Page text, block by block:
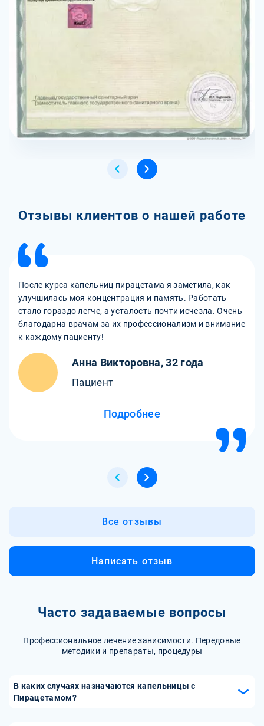
Отзывы клиентов о нашей работе
После курса капельниц пирацетама я заметила, как
улучшилась моя концентрация и память. Работать
стало гораздо легче, а усталость почти исчезла. Очень
благодарна врачам за их профессионализм и внимание
к каждому пациенту!
Анна Викторовна, 32 года
Пациент
Подробнее
Все отзывы
Написать отзыв
Часто задаваемые вопросы
Профессиональное лечение зависимости. Передовые
методики и препараты, процедуры
В каких случаях назначаются капельницы с
Пирацетамом?